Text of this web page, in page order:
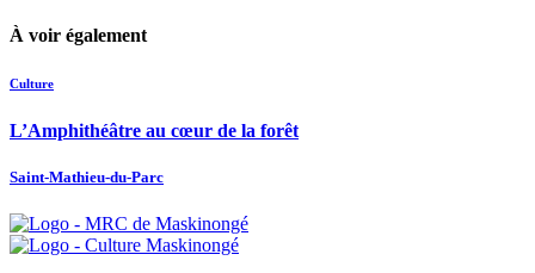
À voir également
Culture
L’Amphithéâtre au cœur de la forêt
Saint-Mathieu-du-Parc